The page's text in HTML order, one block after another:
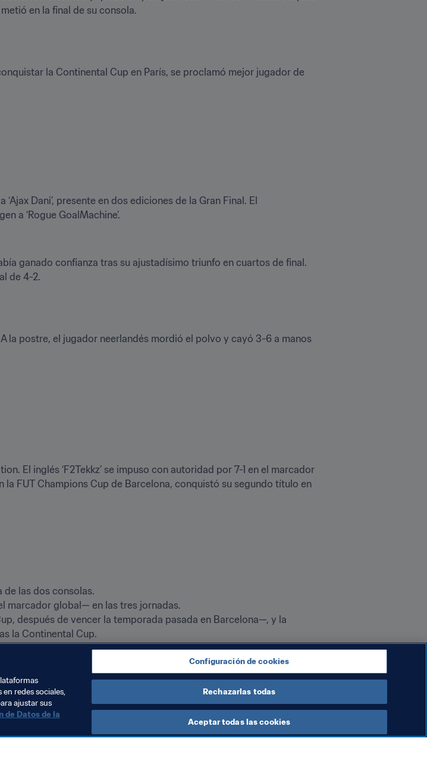
en la final de su consola.
la Continental Cup en París, se proclamó mejor jugador de
Dani’, presente en dos ediciones de la Gran Final. El
a ‘Rogue GoalMachine’.
ganado confianza tras su ajustadísimo triunfo en cuartos de final.
de 4-2.
la postre, el jugador neerlandés mordió el polvo y cayó 3-6 a manos
El inglés ‘F2Tekkz’ se impuso con autoridad por 7-1 en el marcador
FUT Champions Cup de Barcelona, conquistó su segundo título en
después de vencer la temporada pasada en Barcelona—, y la
a su triunfo en el torneo.
redes sociales,
ajustar sus
de Datos de la
Configuración de cookies
Rechazarlas todas
Aceptar todas las cookies